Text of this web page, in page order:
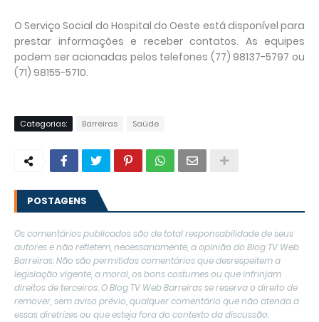
O Serviço Social do Hospital do Oeste está disponível para
prestar informações e receber contatos. As equipes
podem ser acionadas pelos telefones (77) 98137-5797 ou
(71) 98155-5710.
Categorias: Barreiras Saúde
POSTAGENS
Os comentários publicados são de total responsabilidade de seus
autores e não refletem, necessariamente, a opinião do Blog TV Web
Barreiras. Não são permitidos comentários que desrespeitem a
legislação vigente, a moral, os bons costumes ou que infrinjam
direitos de terceiros. O Blog TV Web Barreiras se reserva o direito de
remover, sem aviso prévio, qualquer comentário que não atenda a
essas diretrizes ou que esteja fora do contexto da discussão.